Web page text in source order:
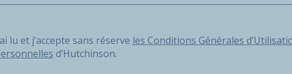
j’accepte sans réserve les Conditions Générales d’Utilisation
lu et j’accepte sans réserve les Conditions Générales
d’Hutchinson.